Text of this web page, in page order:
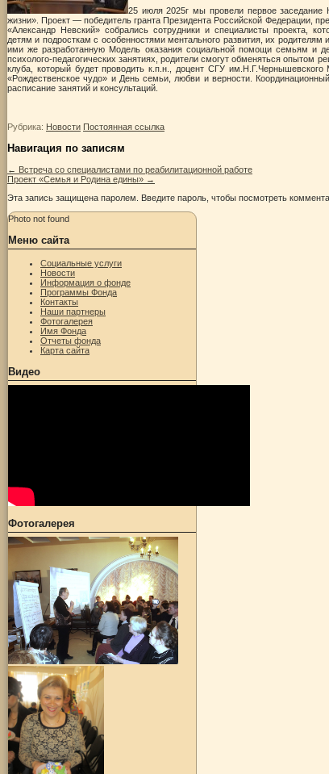
25 июля 2025г мы провели первое
жизни». Проект — победитель гранта Президента Российской Федерации,
«Александр Невский» собрались сотрудники и специалисты проекта,
детям и подросткам с особенностями ментального развития, их
ими же разработанную Модель оказания социальной помощи семьям и
психолого-педагогических занятиях, родители смогут обменяться опытом
клуба, который будет проводить к.п.н., доцент СГУ
«Рождественское чудо» и День семьи, любви и верности.
расписание занятий и консультаций.
Рубрика: Новости Постоянная ссылка
Навигация по записям
← Встреча со специалистами по реабилитационной работе
Проект «Семья и Родина едины» →
Эта запись защищена паролем. Введите пароль, чтобы посмотреть
Photo not found
Меню сайта
Социальные услуги
Новости
Информация о фонде
Программы Фонда
Контакты
Наши партнеры
Фотогалерея
Имя Фонда
Отчеты фонда
Карта сайта
Видео
Фотогалерея